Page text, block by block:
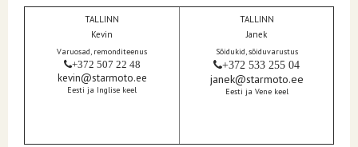
TALLINN
Kevin
Varuosad, remonditeenus
+372 507 22 48
kevin@starmoto.ee
Eesti ja Inglise keel
TALLINN
Janek
Sõidukid, sõiduvarustus
+372 533 255 04
janek@starmoto.ee
Eesti ja Vene keel